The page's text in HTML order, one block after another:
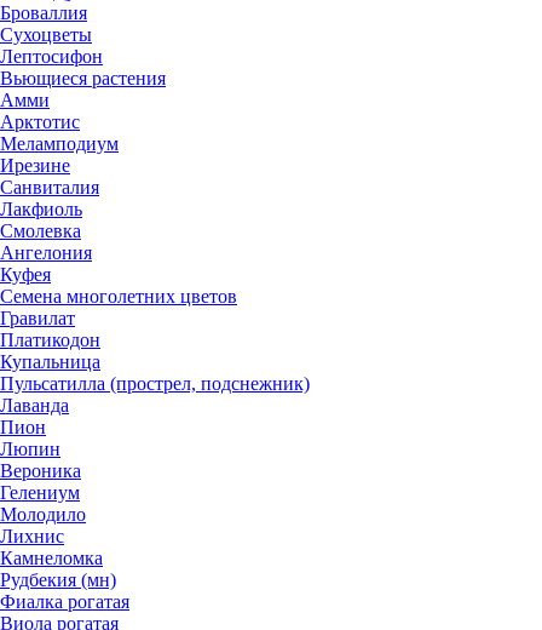
Броваллия
Сухоцветы
Лептосифон
Вьющиеся растения
Амми
Арктотис
Меламподиум
Ирезине
Санвиталия
Лакфиоль
Смолевка
Ангелония
Куфея
Семена многолетних цветов
Гравилат
Платикодон
Купальница
Пульсатилла (прострел, подснежник)
Лаванда
Пион
Люпин
Вероника
Гелениум
Молодило
Лихнис
Камнеломка
Рудбекия (мн)
Фиалка рогатая
Виола рогатая